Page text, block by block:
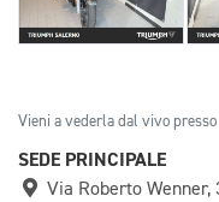
Vieni a vederla dal vivo presso
SEDE PRINCIPALE
Via Roberto Wenner,